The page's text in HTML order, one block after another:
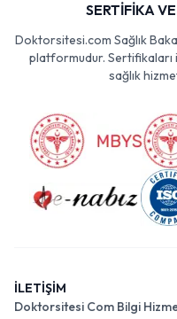
SERTİFİKA
Doktorsitesi.com Sağlık
platformudur. Sertifikaları
sağlık
İLETİŞİM
Doktorsitesi Com Bilgi